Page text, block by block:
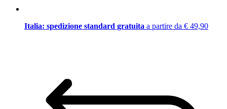
Italia: spedizione standard gratuita a partire da € 49,90